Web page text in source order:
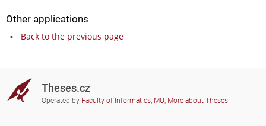
Other applications
Back to the previous page
Theses.cz
Operated by Faculty of Informatics, MU, More about Theses